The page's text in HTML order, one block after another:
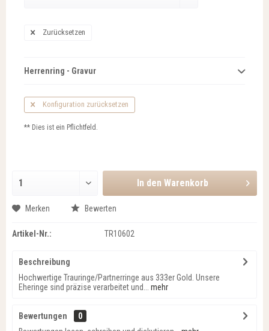
Zurücksetzen
Herrenring - Gravur
Konfiguration zurücksetzen
** Dies ist ein Pflichtfeld.
In den Warenkorb
Merken Bewerten
Artikel-Nr.: TR10602
Beschreibung
Hochwertige Trauringe/Partnerringe aus 333er Gold. Unsere
Eheringe sind präzise verarbeitet und...
mehr
Bewertungen
0